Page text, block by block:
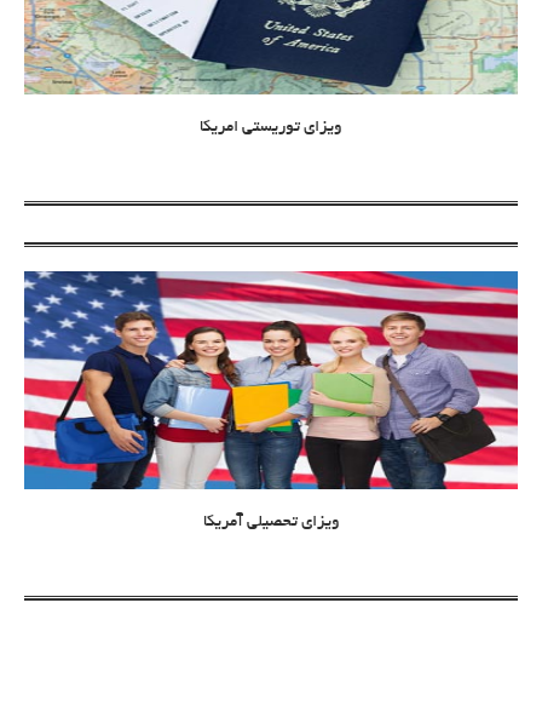
ویزای توریستی امریکا
ویزای تحصیلی آمریکا